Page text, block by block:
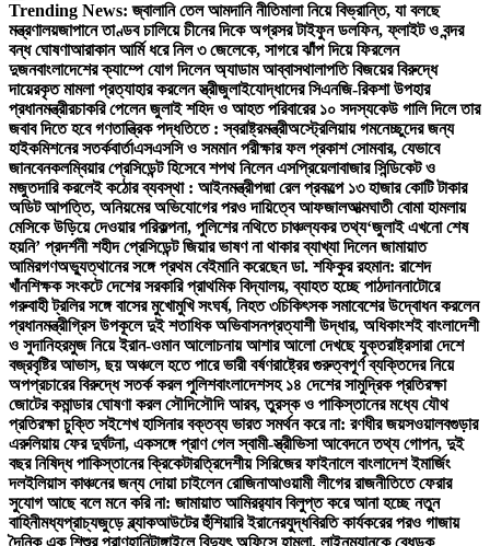
Trending News: জ্বালানি তেল আমদানি নীতিমালা নিয়ে বিভ্রান্তি, যা বলছে
মন্ত্রণালয়জাপানে তাণ্ডব চালিয়ে চীনের দিকে অগ্রসর টাইফুন ডলফিন, ফ্লাইট ও বন্দর
বন্ধ ঘোষণাআরাকান আর্মি ধরে নিল ৩ জেলেকে, সাগরে ঝাঁপ দিয়ে ফিরলেন
দুজনবাংলাদেশের ক্যাম্পে যোগ দিলেন অ্যাডাম আব্বাসথালাপতি বিজয়ের বিরুদ্ধে
দায়েরকৃত মামলা প্রত্যাহার করলেন স্ত্রীজুলাইযোদ্ধাদের সিএনজি-রিকশা উপহার
প্রধানমন্ত্রীরচাকরি পেলেন জুলাই শহিদ ও আহত পরিবারের ১০ সদস্যকেউ গালি দিলে তার
জবাব দিতে হবে গণতান্ত্রিক পদ্ধতিতে : স্বরাষ্ট্রমন্ত্রীঅস্ট্রেলিয়ায় গমনেচ্ছুদের জন্য
হাইকমিশনের সতর্কবার্তাএসএসসি ও সমমান পরীক্ষার ফল প্রকাশ সোমবার, যেভাবে
জানবেনকলম্বিয়ার প্রেসিডেন্ট হিসেবে শপথ নিলেন এসপ্রিয়েলাবাজার সিন্ডিকেট ও
মজুতদারি করলেই কঠোর ব্যবস্থা : আইনমন্ত্রীপদ্মা রেল প্রকল্পে ১৩ হাজার কোটি টাকার
অডিট আপত্তি, অনিয়মের অভিযোগের পরও দায়িত্বে আফজালআত্মঘাতী বোমা হামলায়
মেসিকে উড়িয়ে দেওয়ার পরিকল্পনা, পুলিশের নথিতে চাঞ্চল্যকর তথ্য‘জুলাই এখনো শেষ
হয়নি’ প্রদর্শনী শহীদ প্রেসিডেন্ট জিয়ার ভাষণ না থাকার ব্যাখ্যা দিলেন জামায়াত
আমিরগণঅভ্যুত্থানের সঙ্গে প্রথম বেইমানি করেছেন ডা. শফিকুর রহমান: রাশেদ
খাঁনশিক্ষক সংকটে দেশের সরকারি প্রাথমিক বিদ্যালয়, ব্যাহত হচ্ছে পাঠদাননাটোরে
গরুবাহী ট্রলির সঙ্গে বাসের মুখোমুখি সংঘর্ষ, নিহত ৩চিকিৎসক সমাবেশের উদ্বোধন করলেন
প্রধানমন্ত্রীগ্রিস উপকূলে দুই শতাধিক অভিবাসনপ্রত্যাশী উদ্ধার, অধিকাংশই বাংলাদেশী
ও সুদানিহরমুজ নিয়ে ইরান-ওমান আলোচনায় আশার আলো দেখছে যুক্তরাষ্ট্রসারা দেশে
বজ্রবৃষ্টির আভাস, ছয় অঞ্চলে হতে পারে ভারী বর্ষণরাষ্ট্রের গুরুত্বপূর্ণ ব্যক্তিদের নিয়ে
অপপ্রচারের বিরুদ্ধে সতর্ক করল পুলিশবাংলাদেশসহ ১৪ দেশের সামুদ্রিক প্রতিরক্ষা
জোটের কমান্ডার ঘোষণা করল সৌদিসৌদি আরব, তুরস্ক ও পাকিস্তানের মধ্যে যৌথ
প্রতিরক্ষা চুক্তি সইশেখ হাসিনার বক্তব্য ভারত সমর্থন করে না: রণধীর জয়সওয়ালবগুড়ার
এরুলিয়ায় ফের দুর্ঘটনা, একসঙ্গে প্রাণ গেল স্বামী-স্ত্রীভিসা আবেদনে তথ্য গোপন, দুই
বছর নিষিদ্ধ পাকিস্তানের ক্রিকেটারত্রিদেশীয় সিরিজের ফাইনালে বাংলাদেশ ইমার্জিং
দলইলিয়াস কাঞ্চনের জন্য দোয়া চাইলেন রোজিনাআওয়ামী লীগের রাজনীতিতে ফেরার
সুযোগ আছে বলে মনে করি না: জামায়াত আমিরর‍্যাব বিলুপ্ত করে আনা হচ্ছে নতুন
বাহিনীমধ্যপ্রাচ্যজুড়ে ব্ল্যাকআউটের হুঁশিয়ারি ইরানেরযুদ্ধবিরতি কার্যকরের পরও গাজায়